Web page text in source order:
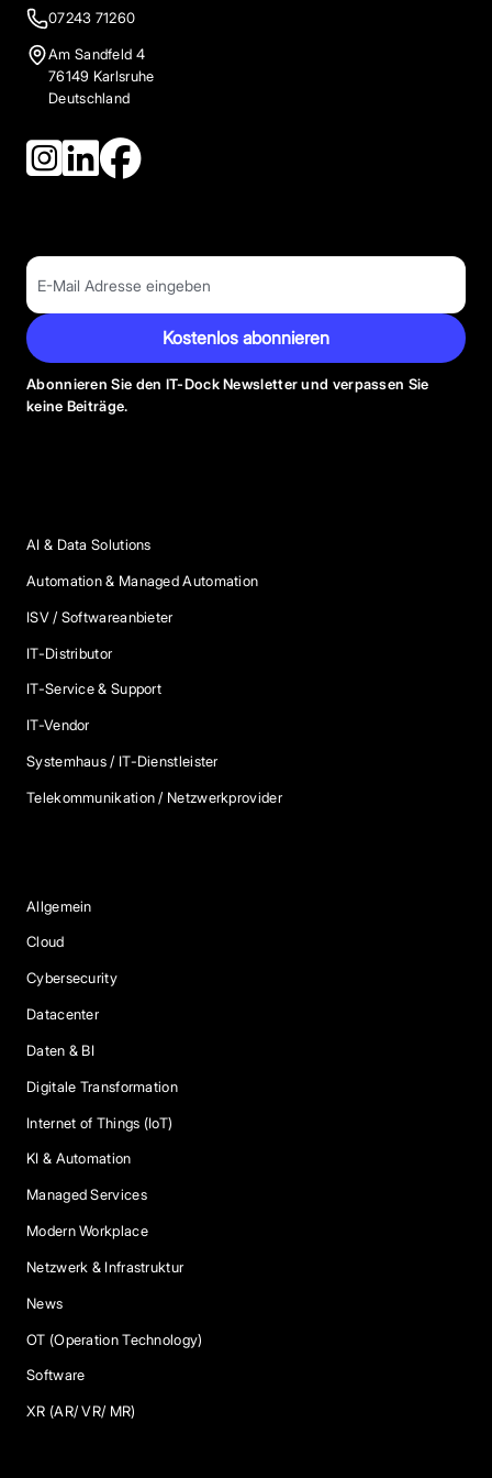
07243 71260
Am Sandfeld 4
76149 Karlsruhe
Deutschland
Kostenlos abonnieren
Abonnieren Sie den IT-Dock Newsletter und verpassen Sie
keine Beiträge.
AI & Data Solutions
Automation & Managed Automation
ISV / Softwareanbieter
IT-Distributor
IT-Service & Support
IT-Vendor
Systemhaus / IT-Dienstleister
Telekommunikation / Netzwerkprovider
Allgemein
Cloud
Cybersecurity
Datacenter
Daten & BI
Digitale Transformation
Internet of Things (IoT)
KI & Automation
Managed Services
Modern Workplace
Netzwerk & Infrastruktur
News
OT (Operation Technology)
Software
XR (AR/ VR/ MR)